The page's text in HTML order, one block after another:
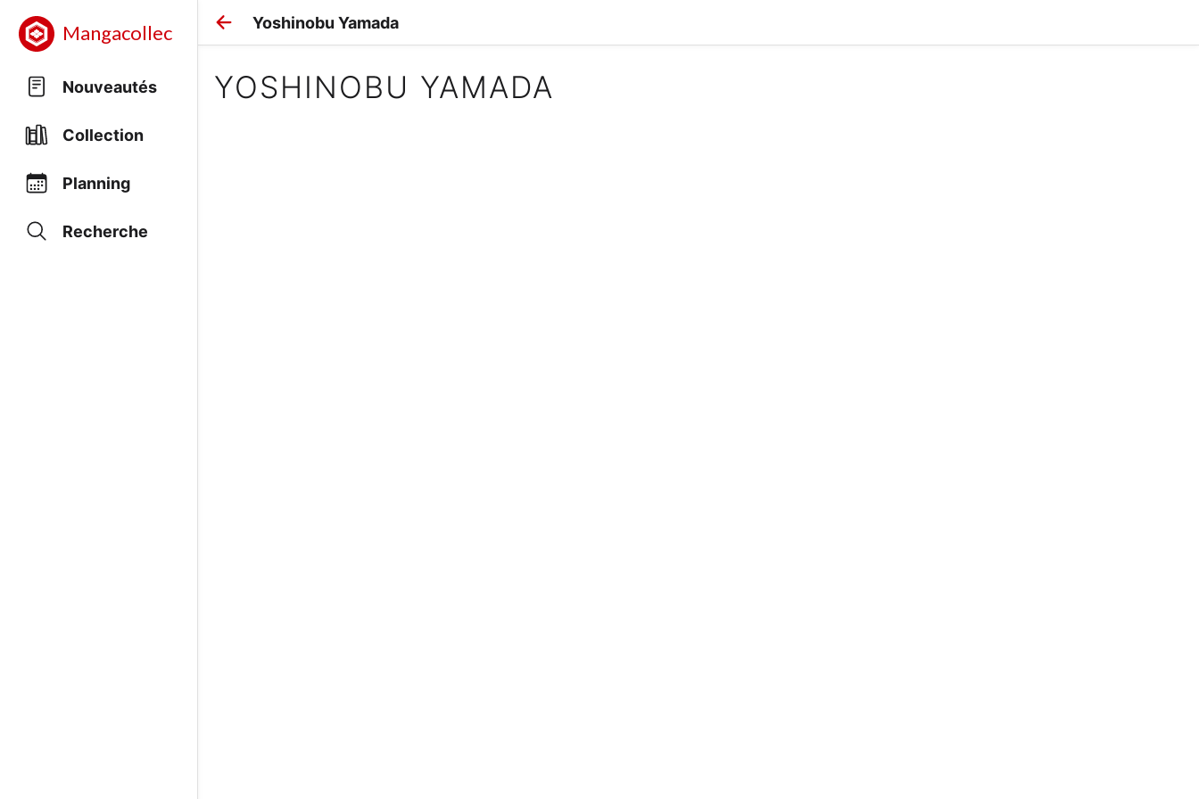
Mangacollec
Nouveautés
Collection
Planning
Recherche
Yoshinobu Yamada
YOSHINOBU YAMADA